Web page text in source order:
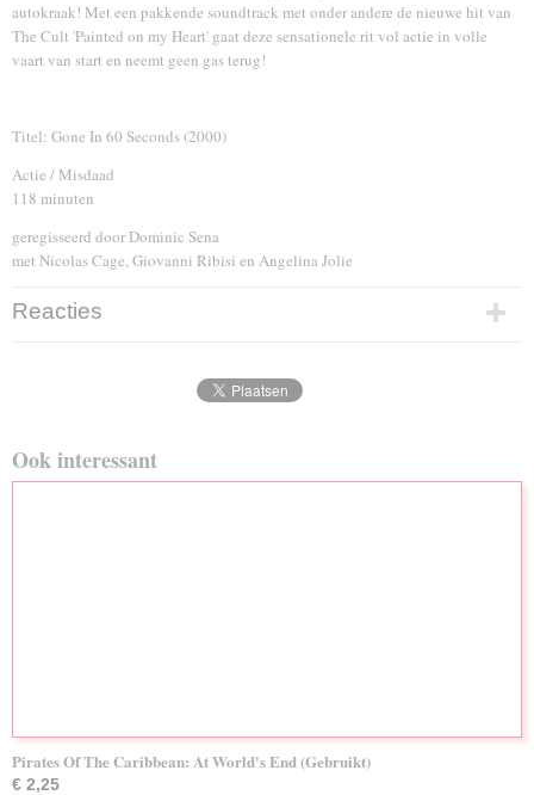
autokraak! Met een pakkende soundtrack met onder andere de nieuwe hit van
The Cult 'Painted on my Heart' gaat deze sensationele rit vol actie in volle
vaart van start en neemt geen gas terug!
Titel: Gone In 60 Seconds (2000)
Actie / Misdaad
118 minuten
geregisseerd door Dominic Sena
met Nicolas Cage, Giovanni Ribisi en Angelina Jolie
Reacties
Ook interessant
Pirates Of The Caribbean: At World's End (Gebruikt)
€ 2,25